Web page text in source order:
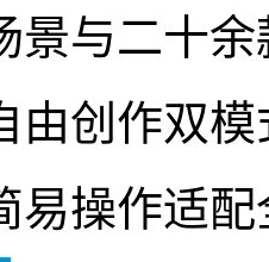
景与二十
由创作双
易操作适